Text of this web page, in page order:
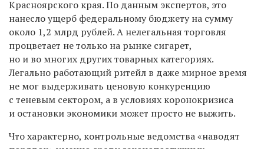
Красноярского края. По данным экспертов, это
нанесло ущерб федеральному бюджету на сумму
около 1,2 млрд рублей. А нелегальная торговля
процветает не только на рынке сигарет,
но и во многих других товарных категориях.
Легально работающий ритейл в даже мирное время
не мог выдерживать ценовую конкуренцию
с теневым сектором, а в условиях коронокризиса
и остановки экономики может просто не выжить.
Что характерно, контрольные ведомства «наводят